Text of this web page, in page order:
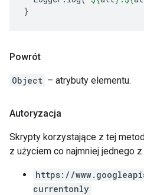
}
Powrót
Object – atrybuty elementu.
Autoryzacja
Skrypty korzystające z tej
z użyciem co najmniej jednego
https://
currentonly